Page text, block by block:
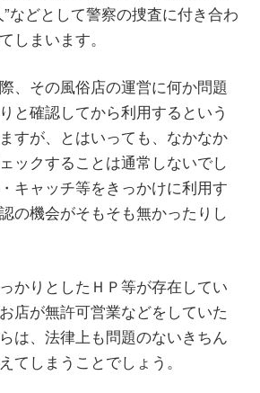
”などとして警察の捜査に付き合わ
しまいます。
、その風俗店の運営に何か問題
と確認してから利用するという
すが、とはいっても、なかなか
ックすることは通常しないでし
キャッチ等をきっかけに利用す
の機会がそもそも無かったりし
かりとしたＨＰ等が存在してい
店が無許可営業などをしていた
は、法律上も問題のないきちん
てしまうことでしょう。